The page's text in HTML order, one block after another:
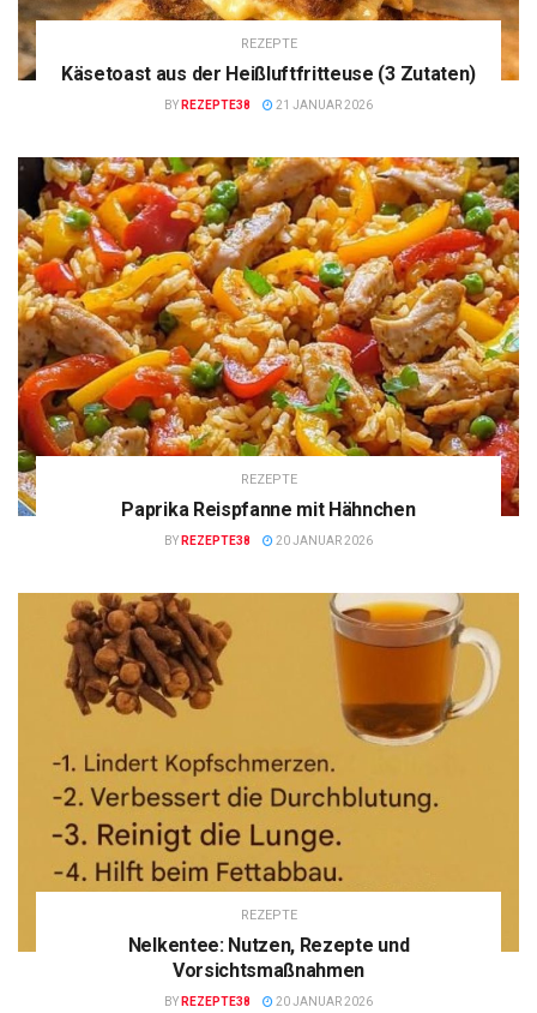
REZEPTE
Käsetoast aus der Heißluftfritteuse (3 Zutaten)
BY REZEPTE38 21 JANUAR 2026
REZEPTE
Paprika Reispfanne mit Hähnchen
BY REZEPTE38 20 JANUAR 2026
REZEPTE
Nelkentee: Nutzen, Rezepte und
Vorsichtsmaßnahmen
BY REZEPTE38 20 JANUAR 2026